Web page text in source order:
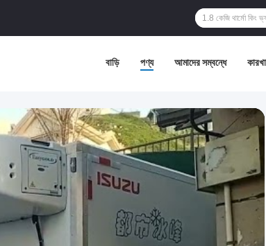
বাড়ি পণ্য আমাদের সম্বন্ধে